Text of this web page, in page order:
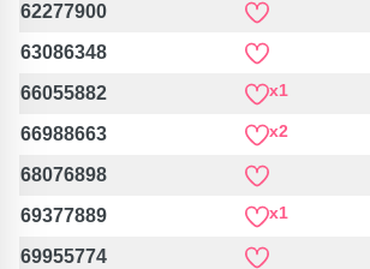
62277900
63086348
66055882 x1
66988663 x2
68076898
69377889 x1
69955774